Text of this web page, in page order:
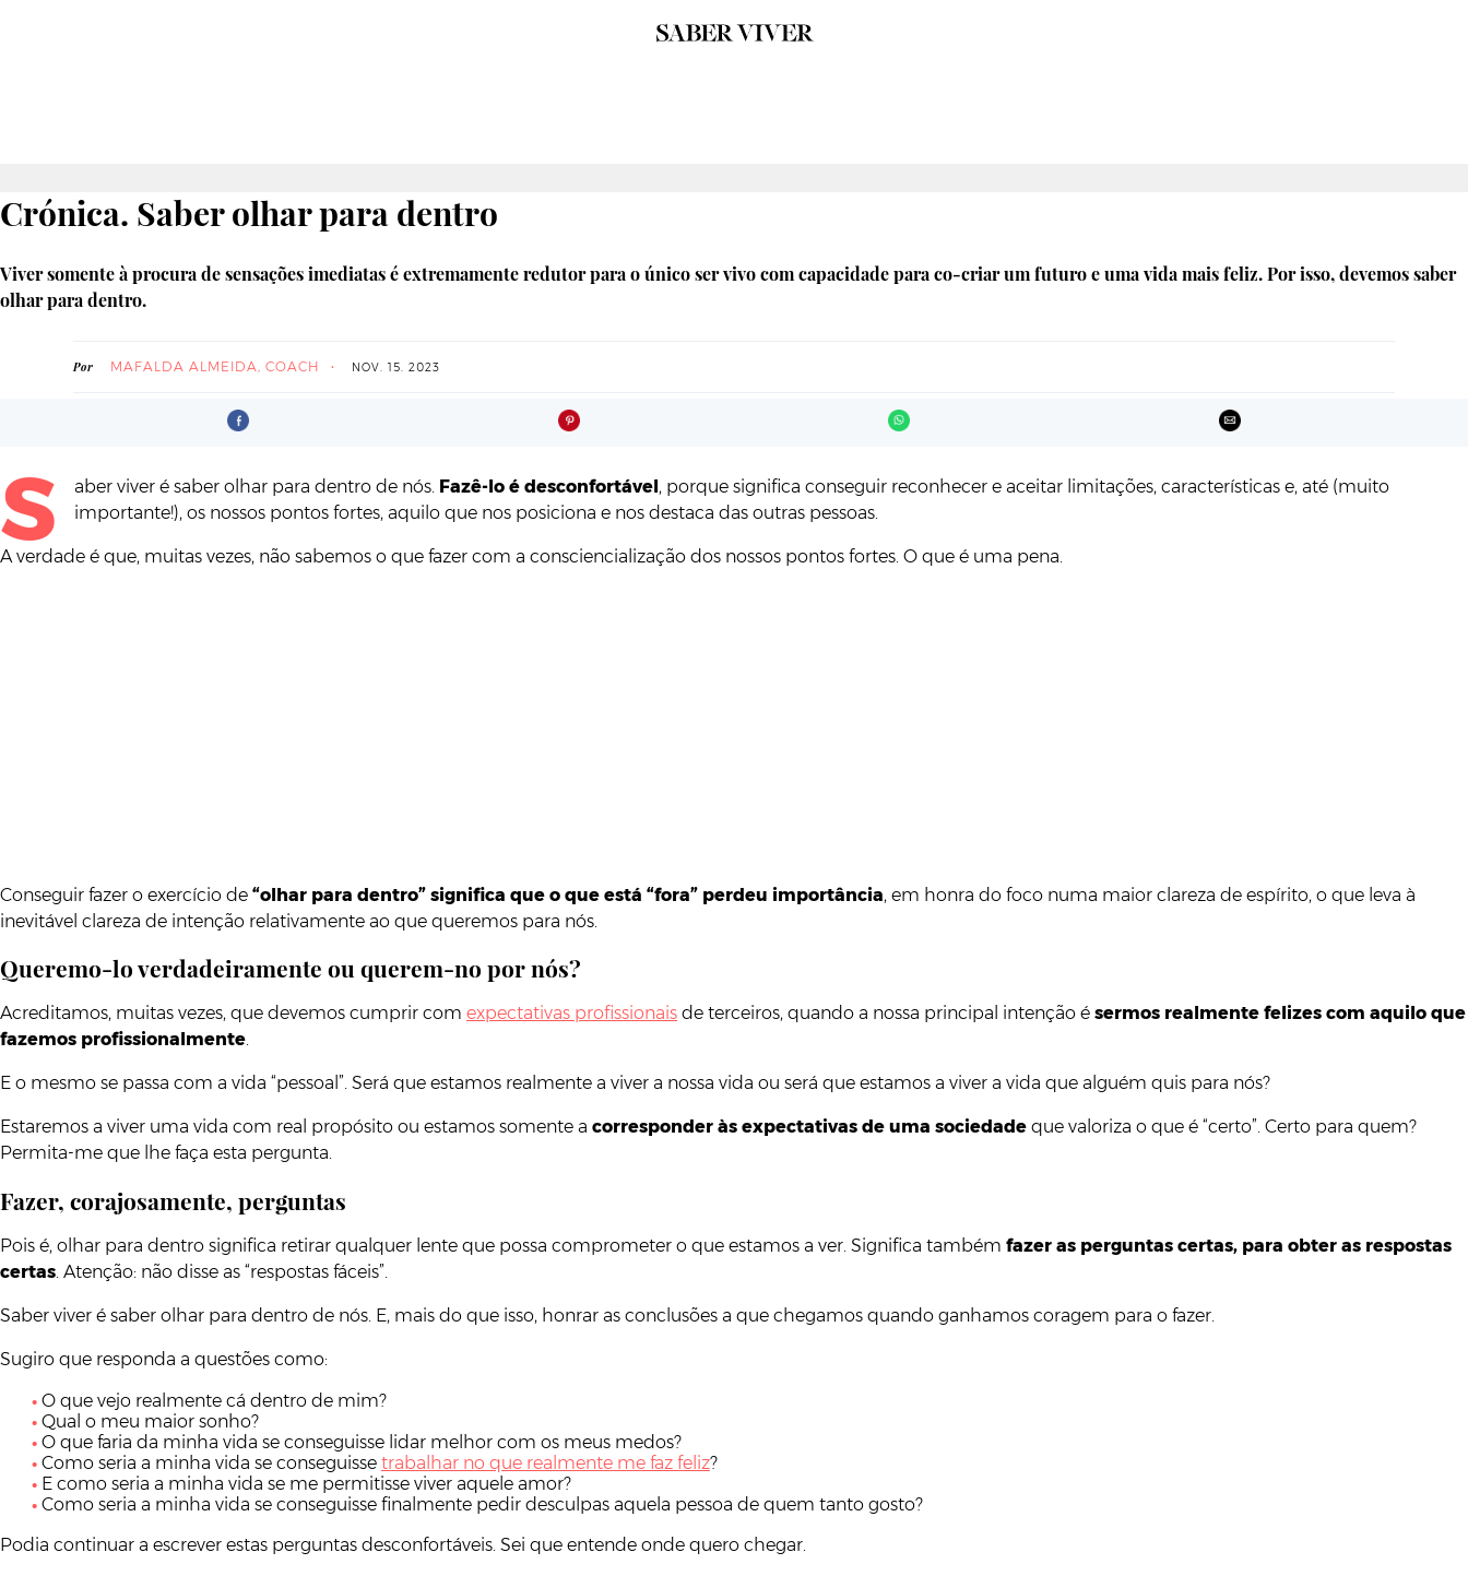
Crónica. Saber olhar para dentro
Viver somente à procura de sensações imediatas é extremamente redutor para o único ser vivo com capacidade para co-criar um futuro e uma vida mais feliz. Por isso, devemos saber
olhar para dentro.
Por MAFALDA ALMEIDA, COACH NOV. 15. 2023
S aber viver é saber olhar para dentro de nós. Fazê-lo é desconfortável, porque significa conseguir reconhecer e aceitar limitações, características e, até (muito
importante!), os nossos pontos fortes, aquilo que nos posiciona e nos destaca das outras pessoas.
A verdade é que, muitas vezes, não sabemos o que fazer com a consciencialização dos nossos pontos fortes. O que é uma pena.
Conseguir fazer o exercício de “olhar para dentro” significa que o que está “fora” perdeu importância, em honra do foco numa maior clareza de espírito, o que leva à
inevitável clareza de intenção relativamente ao que queremos para nós.
Queremo-lo verdadeiramente ou querem-no por nós?
Acreditamos, muitas vezes, que devemos cumprir com expectativas profissionais de terceiros, quando a nossa principal intenção é sermos realmente felizes com aquilo que
fazemos profissionalmente.
E o mesmo se passa com a vida “pessoal”. Será que estamos realmente a viver a nossa vida ou será que estamos a viver a vida que alguém quis para nós?
Estaremos a viver uma vida com real propósito ou estamos somente a corresponder às expectativas de uma sociedade que valoriza o que é “certo”. Certo para quem?
Permita-me que lhe faça esta pergunta.
Fazer, corajosamente, perguntas
Pois é, olhar para dentro significa retirar qualquer lente que possa comprometer o que estamos a ver. Significa também fazer as perguntas certas, para obter as respostas
certas . Atenção: não disse as “respostas fáceis”.
Saber viver é saber olhar para dentro de nós. E, mais do que isso, honrar as conclusões a que chegamos quando ganhamos coragem para o fazer.
Sugiro que responda a questões como:
O que vejo realmente cá dentro de mim?
Qual o meu maior sonho?
O que faria da minha vida se conseguisse lidar melhor com os meus medos?
Como seria a minha vida se conseguisse trabalhar no que realmente me faz feliz?
E como seria a minha vida se me permitisse viver aquele amor?
Como seria a minha vida se conseguisse finalmente pedir desculpas aquela pessoa de quem tanto gosto?
Podia continuar a escrever estas perguntas desconfortáveis. Sei que entende onde quero chegar.